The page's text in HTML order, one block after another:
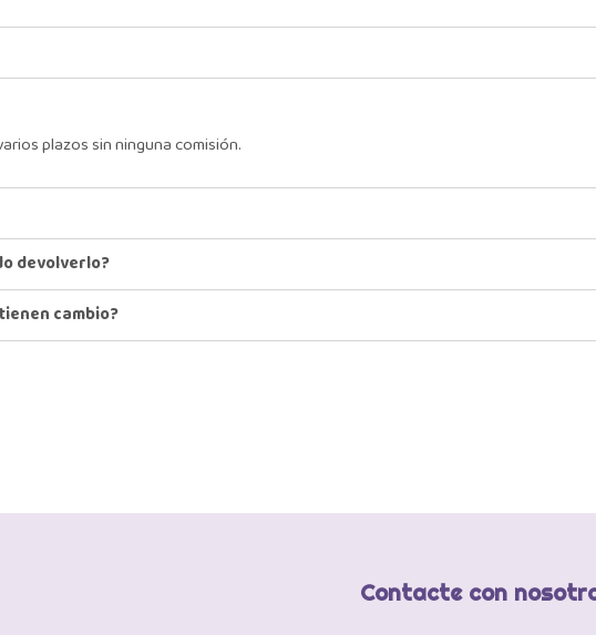
plazos sin ninguna comisión.
devolverlo?
cambio?
Contacte con